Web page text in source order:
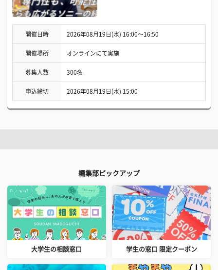
開催日時 2026年08月19日(水) 16:00〜16:50
開催場所 オンラインにて実施
募集人数 300名
申込締切 2026年08月19日(水) 15:00
編集部ピックアップ
大学生の相談窓口 学生の窓口 限定クーポン